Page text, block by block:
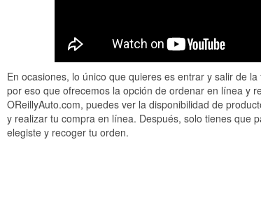
Sergio fierro was an excellent worker
he helped me with everything i needed
him recomended.
Nice
En ocasiones, lo único que quieres es entrar y salir de
por eso que ofrecemos la opción de ordenar en línea y
OReillyAuto.com, puedes ver la disponibilidad de
y realizar tu compra en línea. Después, solo tienes que
elegiste y recoger tu orden.